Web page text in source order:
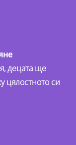
децата ще
цялостното си